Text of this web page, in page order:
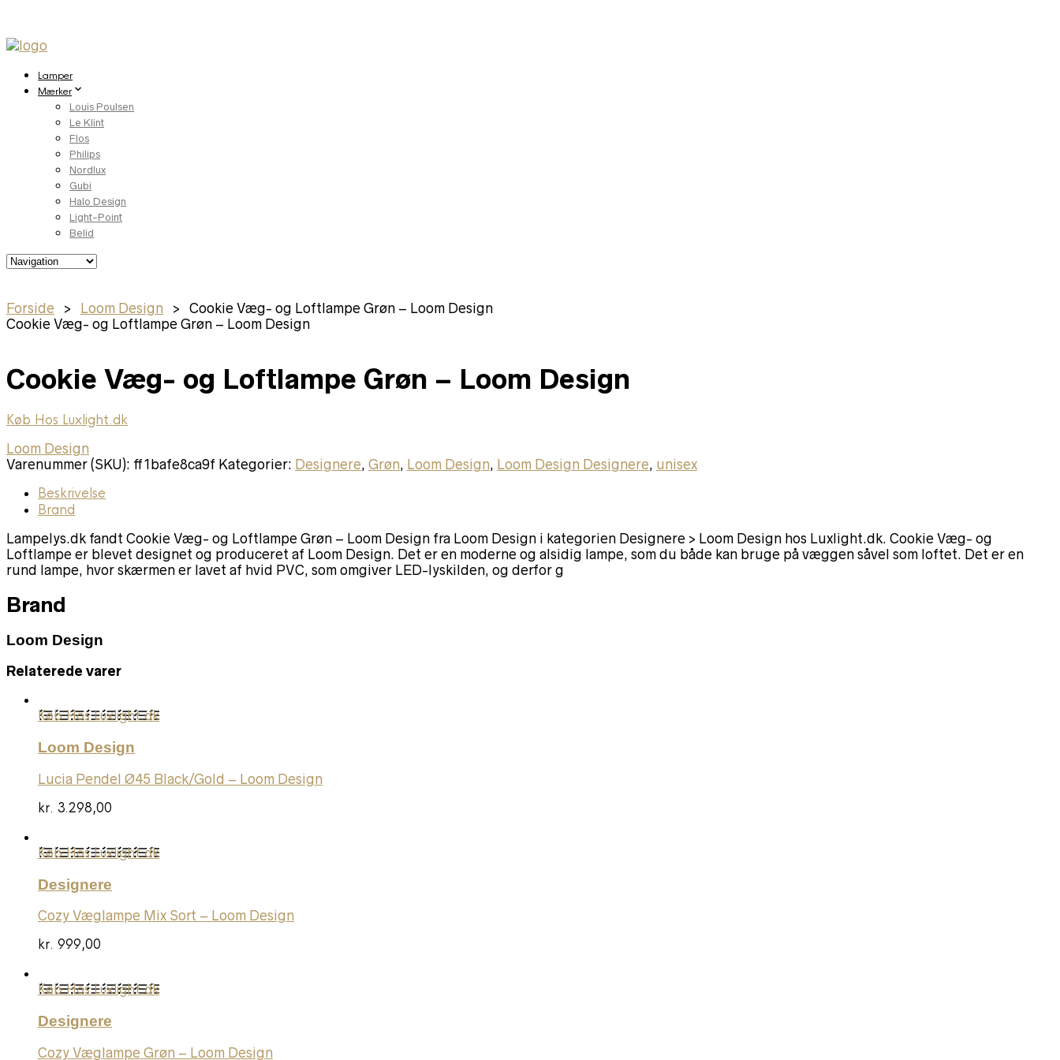
Lamper
Mærker
Louis Poulsen
Le Klint
Flos
Philips
Nordlux
Gubi
Halo Design
Light-Point
Belid
Forside > Loom Design > Cookie Væg- og Loftlampe Grøn – Loom Design
Cookie Væg- og Loftlampe Grøn – Loom Design
Cookie Væg- og Loftlampe Grøn – Loom Design
Køb Hos Luxlight.dk
Loom Design
Varenummer (SKU): ff1bafe8ca9f Kategorier: Designere, Grøn, Loom Design, Loom Design Designere, unisex
Beskrivelse
Brand
Lampelys.dk fandt Cookie Væg- og Loftlampe Grøn – Loom Design fra Loom Design i kategorien Designere > Loom Design hos Luxlight.dk. Cookie Væg- og
Loftlampe er blevet designet og produceret af Loom Design. Det er en moderne og alsidig lampe, som du både kan bruge på væggen såvel som loftet. Det er en
rund lampe, hvor skærmen er lavet af hvid PVC, som omgiver LED-lyskilden, og derfor g
Brand
Loom Design
Relaterede varer
Køb Hos Luxlight.dk
Loom Design
Lucia Pendel Ø45 Black/Gold – Loom Design
kr. 3.298,00
Køb Hos Luxlight.dk
Designere
Cozy Væglampe Mix Sort – Loom Design
kr. 999,00
Køb Hos Luxlight.dk
Designere
Cozy Væglampe Grøn – Loom Design